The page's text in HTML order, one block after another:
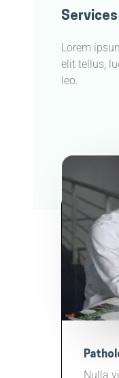
Services
Lorem
elit tellus,
leo.
Nulla